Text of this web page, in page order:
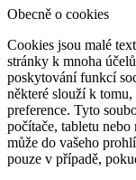
Obecně o cookies
Cookies jsou malé
stránky k mnoha
poskytování funkcí
některé slouží k tomu,
preference. Tyto
počítače, tabletu
může do vašeho
pouze v případě,